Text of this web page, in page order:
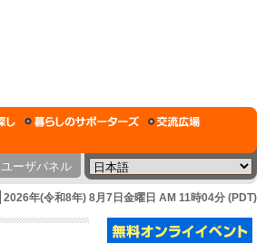
ユーザパネル
2026年(令和8年) 8月7日金曜日 AM 11時04分 (PDT)